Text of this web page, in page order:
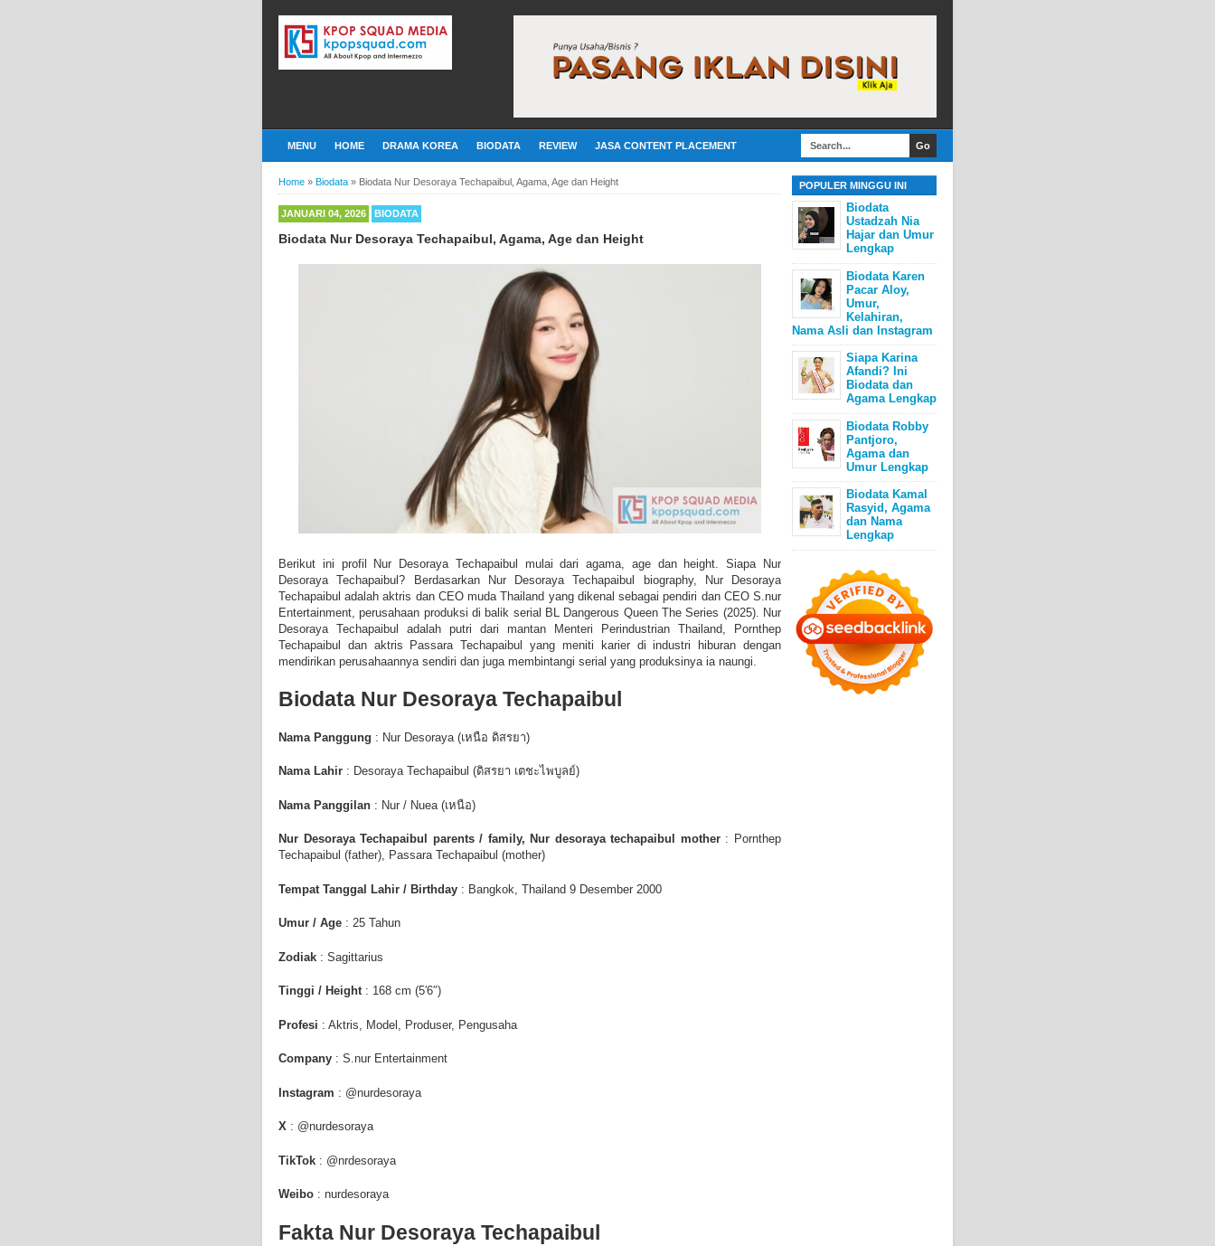
MENU HOME DRAMA KOREA BIODATA REVIEW JASA CONTENT PLACEMENT
Home » Biodata » Biodata Nur Desoraya Techapaibul, Agama, Age dan Height
JANUARI 04, 2026 BIODATA
Biodata Nur Desoraya Techapaibul, Agama, Age dan Height
Berikut ini profil Nur Desoraya Techapaibul mulai dari agama, age dan height. Siapa
Nur
Desoraya Techapaibul? Berdasarkan
Nur Desoraya Techapaibul biography,
Nur Desoraya
Techapaibul adalahaktris dan CEO muda Thailand yang dikenal sebagai pendiri dan CEO S.nur
Entertainment, perusahaan produksi di balik serial BL Dangerous Queen The Series (2025).
Nur
Desoraya Techapaibul
adalah putri dari mantan Menteri Perindustrian Thailand, Pornthep
Techapaibul dan aktris Passara Techapaibul yang meniti karier di industri hiburan dengan
mendirikan perusahaannya sendiri dan juga membintangi serial yang produksinya ia naungi.
Biodata Nur Desoraya Techapaibul
Nama Panggung : Nur Desoraya (เหนือ ดิสรยา)
Nama Lahir : Desoraya Techapaibul (ดิสรยา เตชะไพบูลย์)
Nama Panggilan : Nur / Nuea (เหนือ)
Nur Desoraya Techapaibul parents / family, Nur desoraya techapaibul mother: Pornthep
Techapaibul (father), Passara Techapaibul (mother)
Tempat Tanggal Lahir / Birthday : Bangkok, Thailand 9 Desember 2000
Umur / Age : 25 Tahun
Zodiak : Sagittarius
Tinggi / Height: 168 cm (5′6″)
Profesi : Aktris, Model, Produser, Pengusaha
Company : S.nur Entertainment
Instagram : @nurdesoraya
X : @nurdesoraya
TikTok : @nrdesoraya
Weibo : nurdesoraya
Fakta Nur Desoraya Techapaibul
POPULER MINGGU INI
Biodata
Ustadzah Nia
Hajar dan Umur
Lengkap
Biodata Karen
Pacar Aloy,
Umur,
Kelahiran,
Nama Asli dan Instagram
Siapa Karina
Afandi? Ini
Biodata dan
Agama Lengkap
Biodata Robby
Pantjoro,
Agama dan
Umur Lengkap
Biodata Kamal
Rasyid, Agama
dan Nama
Lengkap